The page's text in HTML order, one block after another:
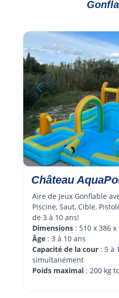
Château
Aire de Jeux Gonflable
Piscine, Saut, Cible,
de 3 à 10 ans!
Dimensions : 510 x 386 x
Âge : 3 à 10 ans
Capacité de la cour : 5 à
simultanément
Poids maximal : 200 kg